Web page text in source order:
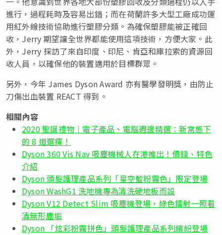
進行，過程耗時及容易出錯；而在荷蘭許多大型工廠成功運
用紅外線技術協助進行塑膠分類。為確保塑膠能被正確回
收，Jerry 期望讓全世界都能使用這項技術，方便大家。此
外，Jerry 採訪了來自印度、印尼、肯亞和庫拉索的資源回
收人員，以確保他的裝置適用於目標群眾。
另外，今年 James Dyson Award 亦有醫學發明獎，由防止
刀傷出血裝置 REACT 得到。
相關內容
2020 聖誕禮物｜電子產品、電腦週邊精選：新常態下
的 8 道選擇！
Dyson 360 Vis Nav 吸塵機械人在港推出！價錢、特色
介紹
Dyson 頭髮護理產品系列「星空藍粉霧色」限定登場
Dyson WashG1 洗地機專為清洗硬地板而設
Dyson V12 Detect Slim 吸塵機登場，綠色鐳射一照看
清無形塵垢
Dyson 「炫彩粉霧拼色」頭髮護理產品系列繽紛登場